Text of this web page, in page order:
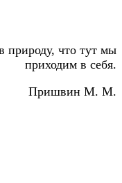
природу, что тут мы
приходим в себя.
Пришвин М. М.